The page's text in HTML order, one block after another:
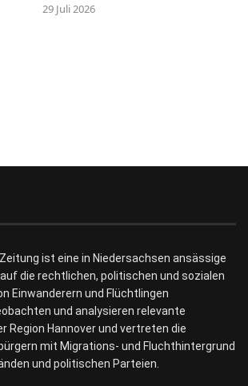
29 Juli 2026
Zeitung ist eine in Niedersachsen ansässige
die rechtlichen, politischen und sozialen
Einwanderern und Flüchtlingen
und analysieren relevante
Region Hannover und vertreten die
mit Migrations- und Fluchthintergrund
und politischen Parteien.